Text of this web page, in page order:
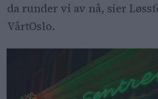
da runder vi av nå, sier
VårtOslo.